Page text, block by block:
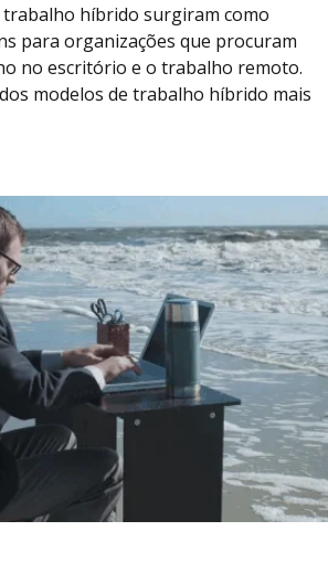
trabalho híbrido surgiram como
para organizações que procuram
no escritório e o trabalho remoto.
modelos de trabalho híbrido mais